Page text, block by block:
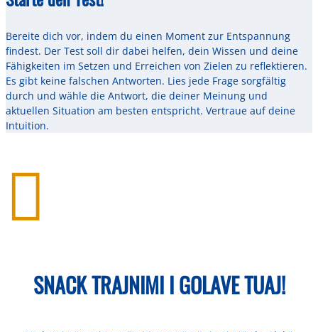
Bereite dich vor, indem du einen Moment zur Entspannung
findest. Der Test soll dir dabei helfen, dein Wissen und deine
Fähigkeiten im Setzen und Erreichen von Zielen zu reflektieren.
Es gibt keine falschen Antworten. Lies jede Frage sorgfältig
durch und wähle die Antwort, die deiner Meinung und
aktuellen Situation am besten entspricht. Vertraue auf deine
Intuition.

SNACK TRAJNIMI I GOLAVE TUAJ!